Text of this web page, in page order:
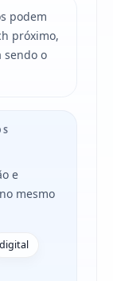
podem
próximo,
sendo o
e
mesmo
digital